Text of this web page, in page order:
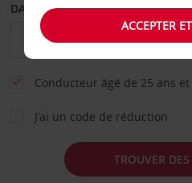
DATE DE DÉBUT
Conducteur âgé de 25 ans
J’ai un code de réduction
TROUVER
ACCEPTER